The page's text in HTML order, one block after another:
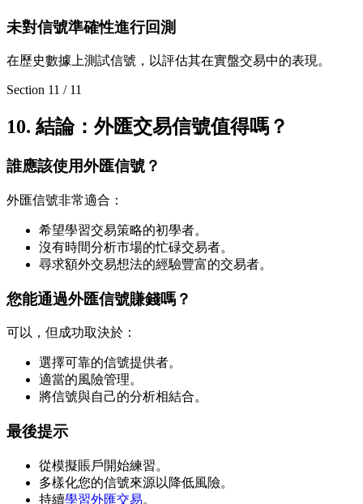
未對信號準確性進行回測
在歷史數據上測試信號，以評估其在實盤交易中的表現。
Section 11 / 11
10. 結論：外匯交易信號值得嗎？
誰應該使用外匯信號？
外匯信號非常適合：
希望學習交易策略的初學者。
沒有時間分析市場的忙碌交易者。
尋求額外交易想法的經驗豐富的交易者。
您能通過外匯信號賺錢嗎？
可以，但成功取決於：
選擇可靠的信號提供者。
適當的風險管理。
將信號與自己的分析相結合。
最後提示
從模擬賬戶開始練習。
多樣化您的信號來源以降低風險。
持續學習外匯交易。